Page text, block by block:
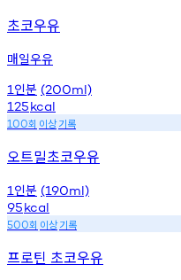
초코우유
매일우유
1 인분 (200ml)
125kcal
100회 이상기록
오트밀초코우유
1 인분 (190ml)
95kcal
500회 이상기록
프로틴 초코우유